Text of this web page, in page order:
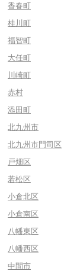
香春町
桂川町
福智町
大任町
川崎町
赤村
添田町
北九州市
北九州市門司区
戸畑区
若松区
小倉北区
小倉南区
八幡東区
八幡西区
中間市